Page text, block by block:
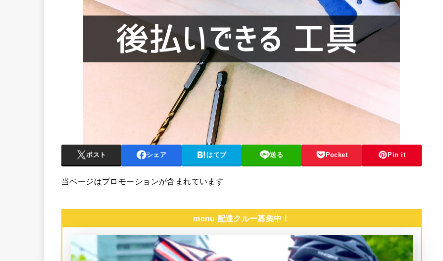
ポスト シェア はてブ 送る Pocket Pin it
当ページはプロモーションが含まれています
menu 配達クルー募集中！